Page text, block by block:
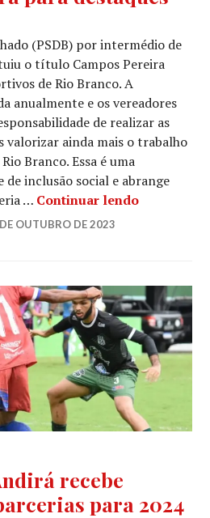
(PSDB) por intermédio de
o título Campos Pereira
de Rio Branco. A
anualmente e os vereadores
de realizar as
valorizar ainda mais o trabalho
Branco. Essa é uma
inclusão social e abrange
… Continuar lendo
OUTUBRO DE 2023
recebe
para 2024